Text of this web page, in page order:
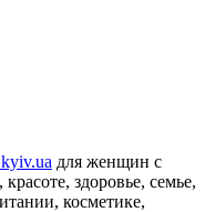
для женщин с
здоровье, семье,
косметике,